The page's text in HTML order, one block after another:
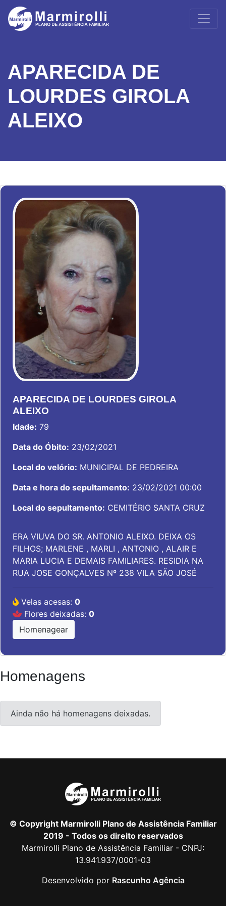
APARECIDA DE
LOURDES GIROLA
ALEIXO
APARECIDA DE LOURDES GIROLA
ALEIXO
Idade: 79
Data do Óbito: 23/02/2021
Local do velório: MUNICIPAL DE PEDREIRA
Data e hora do sepultamento: 23/02/2021 00:00
Local do sepultamento: CEMITÉRIO SANTA CRUZ
ERA VIUVA DO SR. ANTONIO ALEIXO. DEIXA OS
FILHOS; MARLENE , MARLI , ANTONIO , ALAIR E
MARIA LUCIA E DEMAIS FAMILIARES. RESIDIA NA
RUA JOSE GONÇALVES Nº 238 VILA SÃO JOSÉ
Velas acesas: 0
Flores deixadas: 0
Homenagear
Homenagens
Ainda não há homenagens deixadas.
© Copyright Marmirolli Plano de Assistência Familiar
2019 - Todos os direito reservados
Marmirolli Plano de Assistência Familiar - CNPJ:
13.941.937/0001-03
Desenvolvido por Rascunho Agência